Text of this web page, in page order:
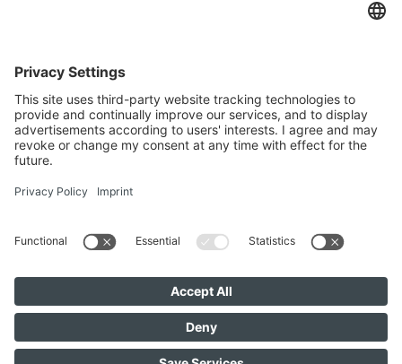
Franz-Josef-Straße 2, 4540 Bad Hall
+436642279874
office@immomaklerei.at
IMMOMAKLEREI © 2026
Contatto Imprint Protezione dati